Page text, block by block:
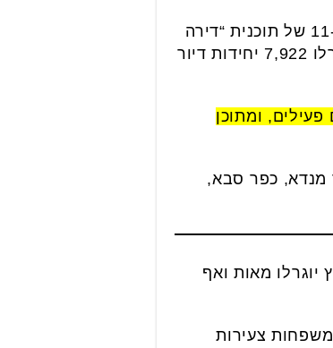
בהמשך להחלטת מועצת מקרקעי ישראל בראשות שר הבינוי והשיכון חיים כץ ההרשמה להגרלה ה-11 של תוכנית “דירה
בהנחה” של משרד הבינוי והשיכון ורשות מקרקעי ישראל, תיפתח במהלך היום (שני) במסגרתה יוגרלו 7,922 יחידות דיור
למשרתי מילואים פעילים, ומתוכן
מנדא, כפר סבא,
מאות ואף
צעירות